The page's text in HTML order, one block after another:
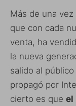
Más de una
que con cada
venta, ha
la nueva
salido al
propagó por
cierto es que el